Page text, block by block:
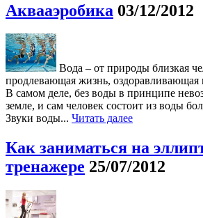
Аквааэробика 03/12/2012
Вода – от природы близкая
продлевающая жизнь, оздоравливающая
В самом деле, без воды в принципе
земле, и сам человек состоит из воды
Звуки воды... Читать далее
Как заниматься на
тренажере 25/07/2012